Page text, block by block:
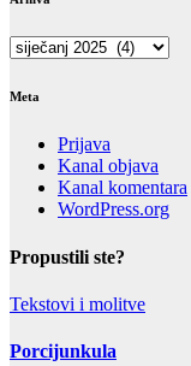
Arhiva
Meta
Prijava
Kanal objava
Kanal komentara
WordPress.org
Propustili ste?
Tekstovi i molitve
Porcijunkula